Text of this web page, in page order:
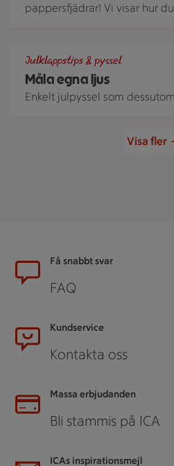
pappersfjädrar! Vi visar hur
Måla egna ljus
Julklappstips & pyssel
Enkelt julpyssel som
Visa fler
SidfotFå snabbt svar
FAQ
Kundservice
Kontakta oss
Massa erbjudanden
Bli stammis på ICA
ICAs inspirationsmejl